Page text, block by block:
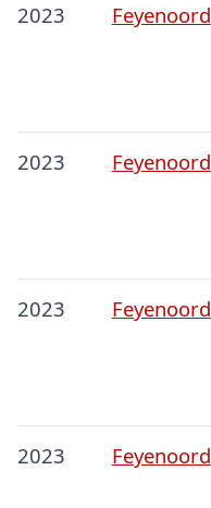
2023 Feyenoord
2023 Feyenoord
2023 Feyenoord
2023 Feyenoord